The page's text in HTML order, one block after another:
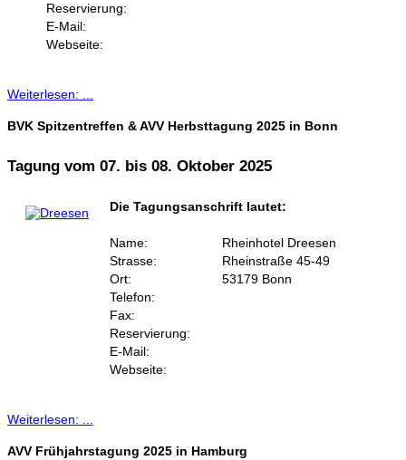
Reservierung:
E-Mail:
Webseite:
Weiterlesen: ...
BVK Spitzentreffen & AVV Herbsttagung 2025 in Bonn
Tagung vom 07. bis 08. Oktober 2025
Die Tagungsanschrift lautet:
Name:
Rheinhotel Dreesen
Strasse:
Rheinstraße 45-49
Ort:
53179 Bonn
Telefon:
Fax:
Reservierung:
E-Mail:
Webseite:
Weiterlesen: ...
AVV Frühjahrstagung 2025 in Hamburg